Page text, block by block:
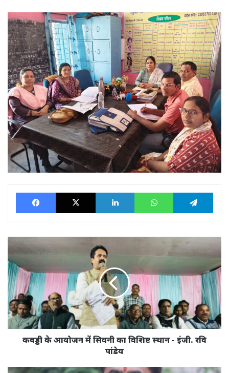
Facebook X LinkedIn WhatsApp
कबड्डी
आयोजन
में
सिवनी
का
विशिष्ट
स्थान
-
कबड्डी के आयोजन में सिवनी का विशिष्ट स्थान - इंजी. रवि
पांडेय